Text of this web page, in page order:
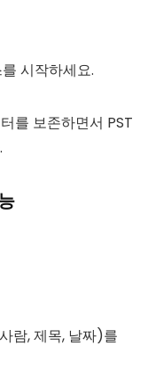
시작하세요.
를 보존하면서 PST
람, 제목, 날짜)를